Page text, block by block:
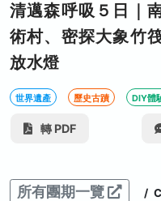
清邁森呼吸５日｜
術村、密探大象竹
放水燈
世界遺產 歷史古蹟 DIY體
轉 PDF
所有團期一覽 /